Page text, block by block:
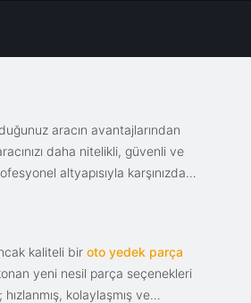
aracın avantajlarından
daha nitelikli, güvenli ve
altyapısıyla karşınızda.
kaliteli bir oto yedek parça
yeni nesil parça seçenekleri
kolaylaşmış ve